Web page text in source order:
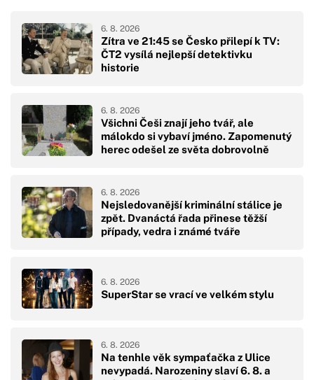
Zítra ve 21:45 se Česko přilepí k TV:
ČT2 vysílá nejlepší detektivku
historie
6. 8. 2026
Všichni Češi znají jeho tvář, ale
málokdo si vybaví jméno. Zapomenutý
herec odešel ze světa dobrovolně
6. 8. 2026
Nejsledovanější kriminální stálice je
zpět. Dvanáctá řada přinese těžší
případy, vedra i známé tváře
6. 8. 2026
SuperStar se vrací ve velkém stylu
6. 8. 2026
Na tenhle věk sympaťačka z Ulice
nevypadá. Narozeniny slaví 6. 8. a
6. 8. 2026